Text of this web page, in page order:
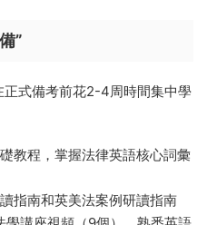
”
式備考前花2-4周時間集中學
教程，掌握法律英語核心詞彙
指南和英美法案例研讀指南